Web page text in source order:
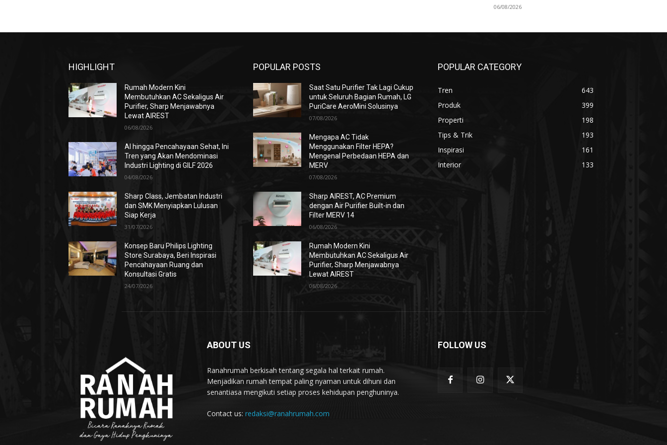
06/08/2026
HIGHLIGHT
Rumah Modern Kini
Membutuhkan AC Sekaligus Air
Purifier, Sharp Menjawabnya
Lewat AIREST
06/08/2026
AI hingga Pencahayaan Sehat, Ini
Tren yang Akan Mendominasi
Industri Lighting di GILF 2026
04/08/2026
Sharp Class, Jembatan Industri
dan SMK Menyiapkan Lulusan
Siap Kerja
31/07/2026
Konsep Baru Philips Lighting
Store Surabaya, Beri Inspirasi
Pencahayaan Ruang dan
Konsultasi Gratis
24/07/2026
POPULAR POSTS
Saat Satu Purifier Tak Lagi Cukup
untuk Seluruh Bagian Rumah, LG
PuriCare AeroMini Solusinya
07/08/2026
Mengapa AC Tidak
Menggunakan Filter HEPA?
Mengenal Perbedaan HEPA dan
MERV
07/08/2026
Sharp AIREST, AC Premium
dengan Air Purifier Built-in dan
Filter MERV 14
06/08/2026
Rumah Modern Kini
Membutuhkan AC Sekaligus Air
Purifier, Sharp Menjawabnya
Lewat AIREST
06/08/2026
POPULAR CATEGORY
Tren
643
Produk
399
Properti
198
Tips & Trik
193
Inspirasi
161
Interior
133
ABOUT US
Ranahrumah berkisah tentang segala hal terkait rumah.
Menjadikan rumah tempat paling nyaman untuk dihuni dan
senantiasa mengikuti setiap proses kehidupan penghuninya.
Contact us: redaksi@ranahrumah.com
FOLLOW US